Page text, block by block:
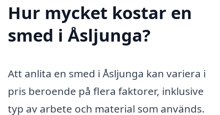
Hur mycket kostar en
smed i Åsljunga?
Att anlita en smed i Åsljunga kan variera i
pris beroende på flera faktorer, inklusive
typ av arbete och material som används.